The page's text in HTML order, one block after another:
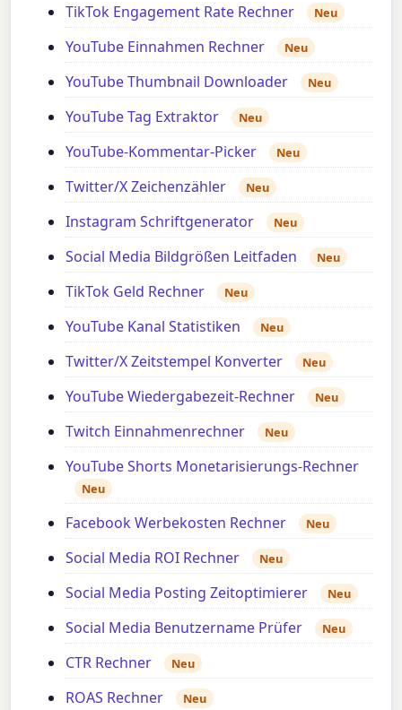
TikTok Engagement Rate Rechner Neu
YouTube Einnahmen Rechner Neu
YouTube Thumbnail Downloader Neu
YouTube Tag Extraktor Neu
YouTube-Kommentar-Picker Neu
Twitter/X Zeichenzähler Neu
Instagram Schriftgenerator Neu
Social Media Bildgrößen Leitfaden Neu
TikTok Geld Rechner Neu
YouTube Kanal Statistiken Neu
Twitter/X Zeitstempel Konverter Neu
YouTube Wiedergabezeit-Rechner Neu
Twitch Einnahmenrechner Neu
YouTube Shorts Monetarisierungs-Rechner
Neu
Facebook Werbekosten Rechner Neu
Social Media ROI Rechner Neu
Social Media Posting Zeitoptimierer Neu
Social Media Benutzername Prüfer Neu
CTR Rechner Neu
ROAS Rechner Neu